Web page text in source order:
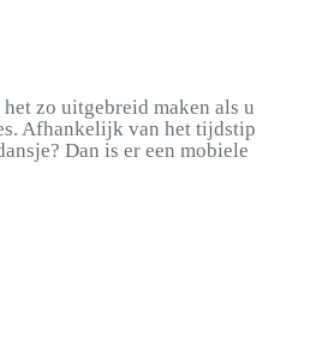
zo uitgebreid maken als u
Afhankelijk van het tijdstip
Dan is er een mobiele